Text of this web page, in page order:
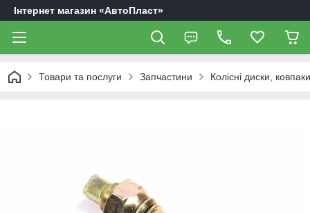
Інтернет магазин «АвтоПласт»
Товари та послуги Запчастини Колісні диски,